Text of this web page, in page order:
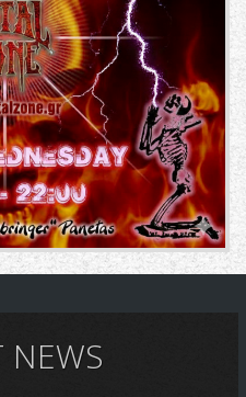
NEWS